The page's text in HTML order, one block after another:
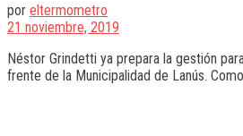
por eltermometro
21 noviembre, 2019
Néstor Grindetti ya prepara la gestión
frente de la Municipalidad de Lanús.